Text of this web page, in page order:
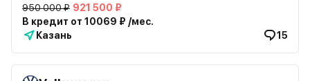
950 000 ₽ 921 500 ₽
В кредит от 10069 ₽ /мес.
Казань
15